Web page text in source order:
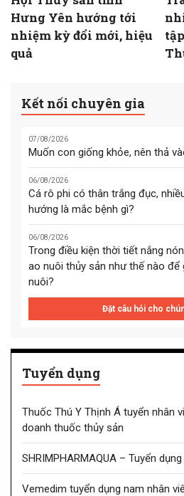
Hưng Yên hướng tới
nhiệm kỳ đổi mới, hiệu
quả
Kết nối chuyên gia
07/08/2026
Muốn con giống khỏe, nên thả
06/08/2026
Cá rô phi có thân trắng đục,
hướng là mắc bệnh gì?
06/08/2026
Trong điều kiện thời tiết nắng
ao nuôi thủy sản như thế nào để
nuôi?
Đặt câu hỏi cho
Tuyển dụng
Thuốc Thú Y Thịnh Á tuyển nhân
doanh thuốc thủy sản
SHRIMPHARMAQUA – Tuyển
Vemedim tuyển dụng nam nhân